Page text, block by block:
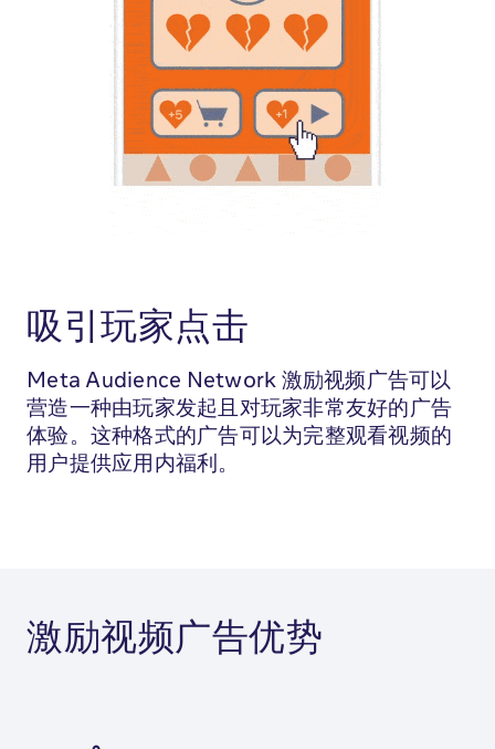
吸引玩家点击
Meta Audience Network 激励视频广告可以
营造一种由玩家发起且对玩家非常友好的广告
体验。这种格式的广告可以为完整观看视频的
用户提供应用内福利。
激励视频广告优势